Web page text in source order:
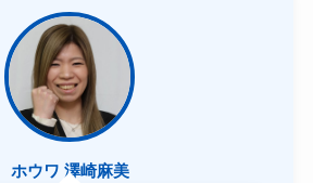
ホウワ 澤崎麻美